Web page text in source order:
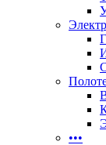
•••